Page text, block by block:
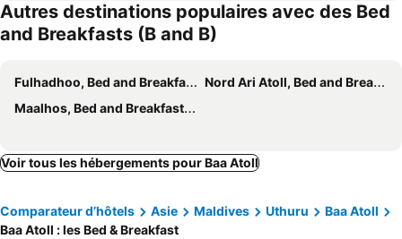
Villa Laguna Maldives
Zen Inn Fulhadhoo
Three Hearts Guesthouse and Villas
Frangipani Fulhadhoo
Autres destinations populaires avec des Bed
and Breakfasts (B and B)
Fulhadhoo, Bed and Breakfasts (B and B)
Nord Ari Atoll, Bed and Breakfasts (B and B)
Maalhos, Bed and Breakfasts (B and B)
Voir tous les hébergements pour Baa Atoll
Comparateur d’hôtels Asie Maldives Uthuru
Baa Atoll
Baa Atoll : les Bed & Breakfast